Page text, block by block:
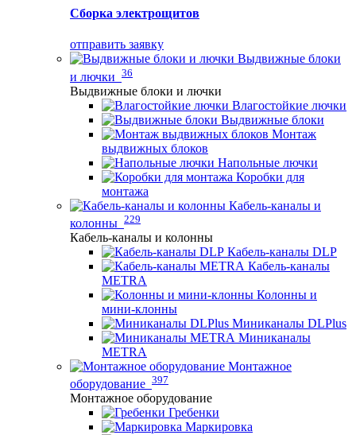
Сборка электрощитов
отправить заявку
Выдвижные блоки
и лючки 36
Выдвижные блоки и лючки
Влагостойкие лючки
Выдвижные блоки
Монтаж
выдвижных блоков
Напольные лючки
Коробки для
монтажа
Кабель-каналы и
колонны 229
Кабель-каналы и колонны
Кабель-каналы DLP
Кабель-каналы
METRA
Колонны и
мини-клонны
Миниканалы DLPlus
Миниканалы
METRA
Монтажное
оборудование 397
Монтажное оборудование
Гребенки
Маркировка